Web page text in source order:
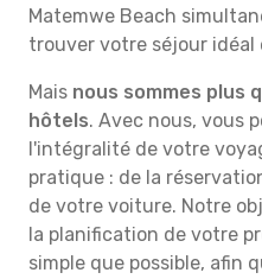
Matemwe Beach
trouver votre séjour
Mais nous sommes plus
hôtels. Avec nous, vous
l'intégralité de votre
pratique : de la
de votre voiture. Notre
la planification de votre
simple que possible, afin